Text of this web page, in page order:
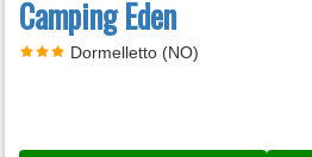
Camping Eden
Dormelletto (NO)